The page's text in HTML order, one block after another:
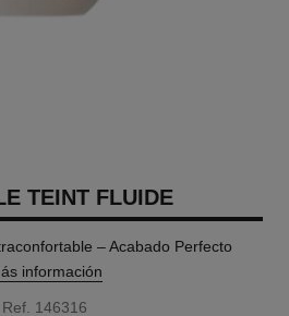
TEINT FLUIDE
– Acabado Perfecto
información
Ref. 146316